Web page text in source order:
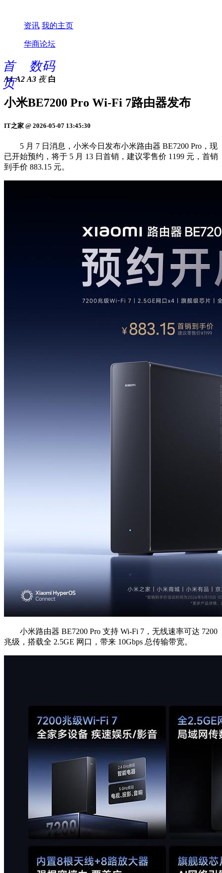
资讯 我的主页
华商论坛
首
页
数码
A1 A2 A3 夜 白
小米BE7200 Pro Wi-Fi 7路由器发布
IT之家 @ 2026-05-07 13:45:30
5 月 7 日消息，小米今日发布小米路由器 BE7200 Pro，现
已开始预约，将于 5 月 13 日首销，建议零售价 1199 元，首销
到手价 883.15 元。
小米路由器 BE7200 Pro 支持 Wi-Fi 7，无线速率可达 7200
兆级，搭载全 2.5GE 网口，带来 10Gbps 总传输带宽。